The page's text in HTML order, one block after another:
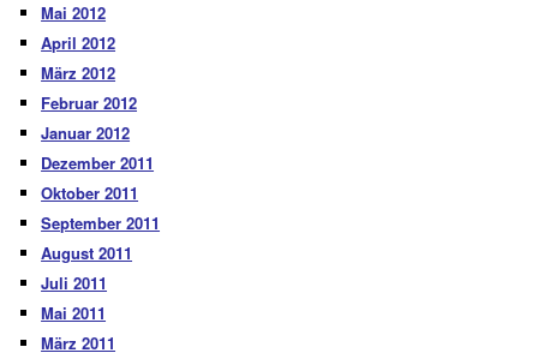
Mai 2012
April 2012
März 2012
Februar 2012
Januar 2012
Dezember 2011
Oktober 2011
September 2011
August 2011
Juli 2011
Mai 2011
März 2011